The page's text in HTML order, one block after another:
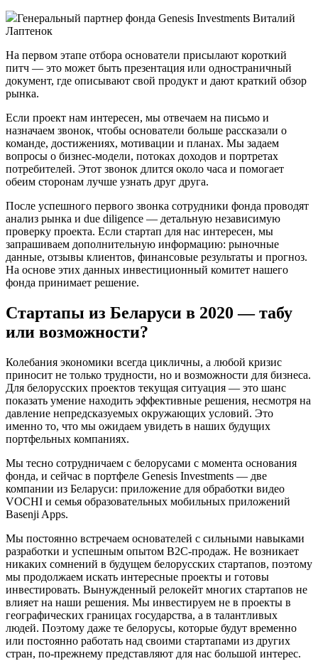
Генеральный партнер фонда Genesis Investments Виталий
Лаптенок
На первом этапе отбора основатели присылают короткий
питч — это может быть презентация или одностраничный
документ, где описывают свой продукт и дают краткий обзор
рынка.
Если проект нам интересен, мы отвечаем на письмо и
назначаем звонок, чтобы основатели больше рассказали о
команде, достижениях, мотивации и планах. Мы задаем
вопросы о бизнес-модели, потоках доходов и портретах
потребителей. Этот звонок длится около часа и помогает
обеим сторонам лучше узнать друг друга.
После успешного первого звонка сотрудники фонда проводят
анализ рынка и due diligence — детальную независимую
проверку проекта. Если стартап для нас интересен, мы
запрашиваем дополнительную информацию: рыночные
данные, отзывы клиентов, финансовые результаты и прогноз.
На основе этих данных инвестиционный комитет нашего
фонда принимает решение.
Стартапы из Беларуси в 2020 — табу
или возможности?
Колебания экономики всегда цикличны, а любой кризис
приносит не только трудности, но и возможности для бизнеса.
Для белорусских проектов текущая ситуация — это шанс
показать умение находить эффективные решения, несмотря на
давление непредсказуемых окружающих условий. Это
именно то, что мы ожидаем увидеть в наших будущих
портфельных компаниях.
Мы тесно сотрудничаем с белорусами с момента основания
фонда, и сейчас в портфеле Genesis Investments — две
компании из Беларуси: приложение для обработки видео
VOCHI и семья образовательных мобильных приложений
Basenji Apps.
Мы постоянно встречаем основателей с сильными навыками
разработки и успешным опытом B2C-продаж. Не возникает
никаких сомнений в будущем белорусских стартапов, поэтому
мы продолжаем искать интересные проекты и готовы
инвестировать. Вынужденный релокейт многих стартапов не
влияет на наши решения. Мы инвестируем не в проекты в
географических границах государства, а в талантливых
людей. Поэтому даже те белорусы, которые будут временно
или постоянно работать над своими стартапами из других
стран, по-прежнему представляют для нас большой интерес.